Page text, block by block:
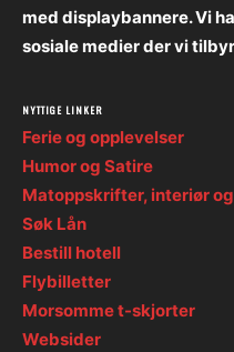
med displaybannere. Vi
sosiale medier der vi
NYTTIGE LINKER
Ferie og opplevelser
Humor og Satire
Matoppskrifter, interiør
Søk Lån
Bestill hotell
Flybilletter
Morsomme t-skjorter
Websider